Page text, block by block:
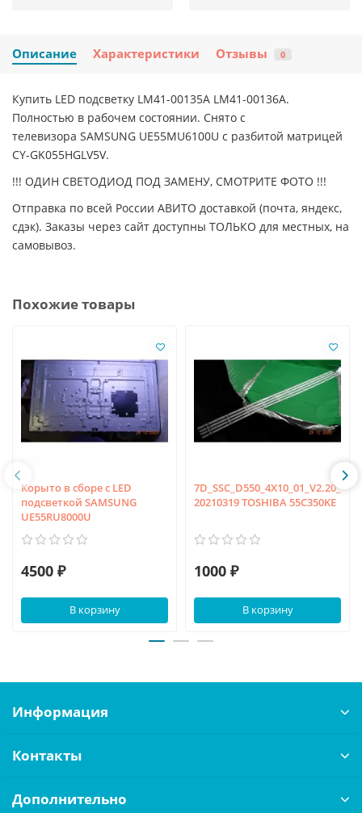
Описание Характеристики Отзывы 0
Купить LED подсветку LM41-00135A LM41-00136A.
Полностью в рабочем состоянии. Снято с
телевизора SAMSUNG UE55MU6100U с разбитой матрицей
CY-GK055HGLV5V.
!!! ОДИН СВЕТОДИОД ПОД ЗАМЕНУ, СМОТРИТЕ ФОТО !!!
Отправка по всей России АВИТО доставкой (почта, яндекс,
сдэк). Заказы через сайт доступны ТОЛЬКО для местных, на
самовывоз.
Похожие товары
Корыто в сборе с LED
подсветкой SAMSUNG
UE55RU8000U
4500 ₽
В корзину
7D_SSC_D550_4X10_01_V2.20_
20210319 TOSHIBA 55C350KE
1000 ₽
В корзину
Информация
Контакты
Дополнительно